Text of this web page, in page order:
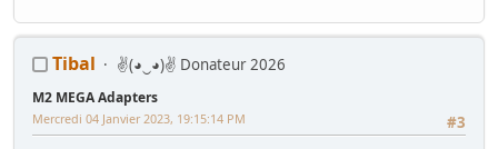
Tibal ✌(◕‿◕)✌ Donateur 2026
M2 MEGA Adapters
#3
Mercredi 04 Janvier 2023, 19:15:14 PM